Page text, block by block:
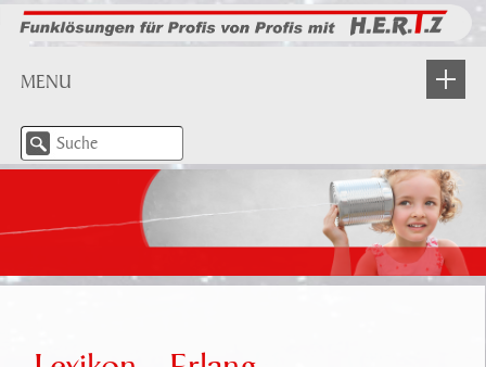
MENU
NEWS
WIR STELLEN UNS VOR
Über H.E.R.T.Z
BOS-Funk